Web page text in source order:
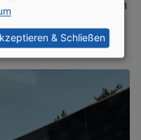
haben wir schließlich
schön die
& Schließen